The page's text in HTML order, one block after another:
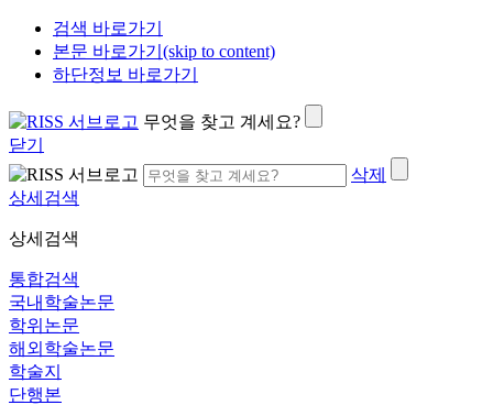
검색 바로가기
본문 바로가기(skip to content)
하단정보 바로가기
무엇을 찾고 계세요?
닫기
삭제
상세검색
상세검색
통합검색
국내학술논문
학위논문
해외학술논문
학술지
단행본